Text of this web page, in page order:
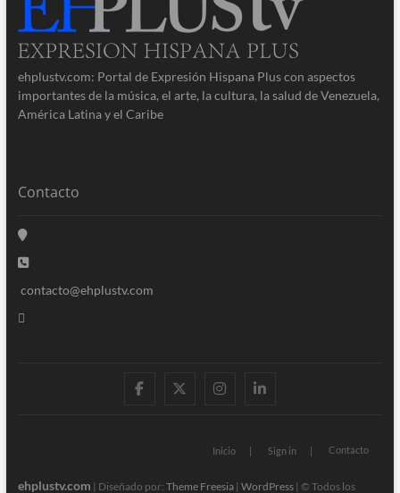
ehplustv.com: Portal de Expresión Hispana Plus con aspectos
importantes de la música, el arte, la cultura, la salud de Venezuela,
América Latina y el Caribe
Contacto
contacto@ehplustv.com
facebooktwitterinstagram
linkedin
Inicio Sign in Contacto
ehplustv.com | Diseñado por: Theme Freesia| WordPress| © Todos los